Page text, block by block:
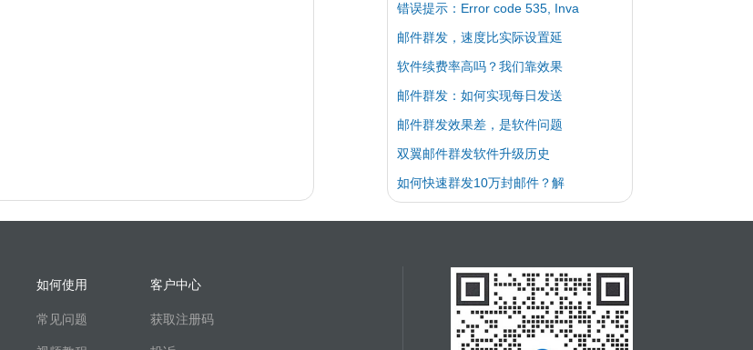
错误提示：Error code 535, Inva
邮件群发，速度比实际设置延
软件续费率高吗？我们靠效果
邮件群发：如何实现每日发送
邮件群发效果差，是软件问题
双翼邮件群发软件升级历史
如何快速群发10万封邮件？解
如何使用
常见问题
客户中心
获取注册码